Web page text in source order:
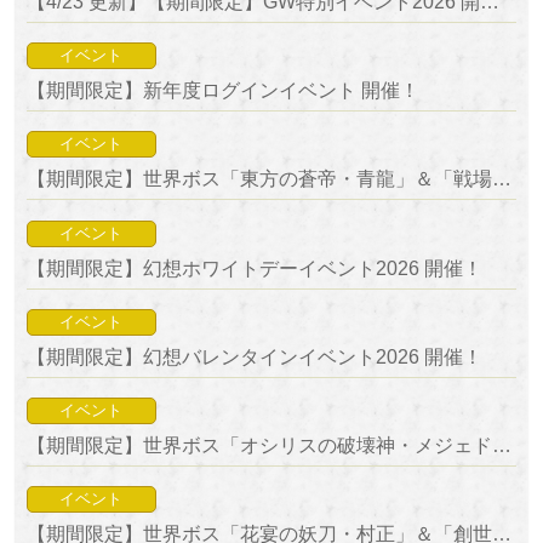
イベント
【期間限定】新年度ログインイベント 開催！
イベント
【期間限定】世界ボス「東方の蒼帝・青龍」＆「戦場の破壊神・アレス」降臨！
イベント
【期間限定】幻想ホワイトデーイベント2026 開催！
イベント
【期間限定】幻想バレンタインイベント2026 開催！
イベント
【期間限定】世界ボス「オシリスの破壊神・メジェド」＆「幻想百物語・葵」降臨！
イベント
【期間限定】世界ボス「花宴の妖刀・村正」＆「創世明神・アマテラス」降臨！